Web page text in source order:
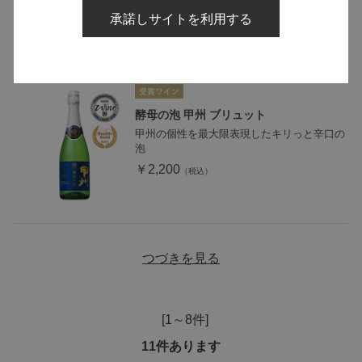
酵母の泡 甲州 ブリュット
甲州の個性を最大限表現したキリっと辛口の
泡
￥2,200
つづきを見る
[1～8件]
11件あります
承諾しサイトを利用する